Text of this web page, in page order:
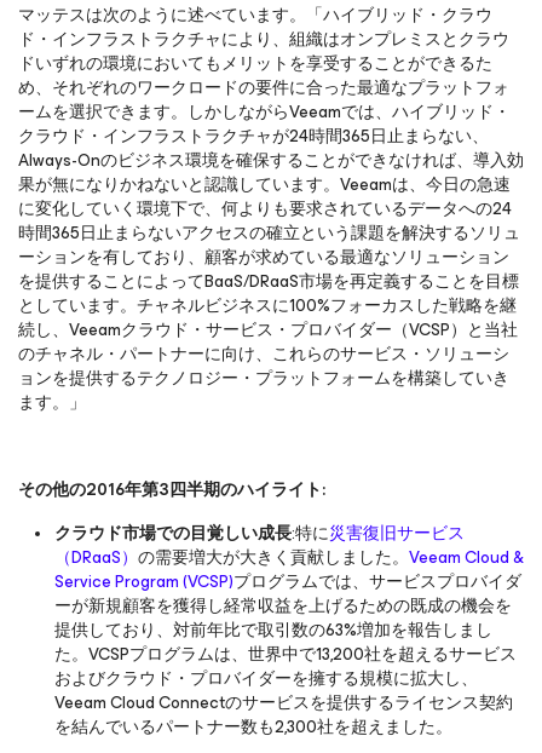
マッテスは次のように述べています。「ハイブリッド・クラウ
ド・インフラストラクチャにより、組織はオンプレミスとクラウ
ドいずれの環境においてもメリットを享受することができるた
め、それぞれのワークロードの要件に合った最適なプラットフォ
ームを選択できます。しかしながらVeeamでは、ハイブリッド・
クラウド・インフラストラクチャが24時間365日止まらない、
Always-Onのビジネス環境を確保することができなければ、導入効
果が無になりかねないと認識しています。Veeamは、今日の急速
に変化していく環境下で、何よりも要求されているデータへの24
時間365日止まらないアクセスの確立という課題を解決するソリュ
ーションを有しており、顧客が求めている最適なソリューション
を提供することによってBaaS/DRaaS市場を再定義することを目標
としています。チャネルビジネスに100%フォーカスした戦略を継
続し、Veeamクラウド・サービス・プロバイダー（VCSP）と当社
のチャネル・パートナーに向け、これらのサービス・ソリューシ
ョンを提供するテクノロジー・プラットフォームを構築していき
ます。」
その他の2016年第3四半期のハイライト:
クラウド市場での目覚しい成長:特に災害復旧サービス
（DRaaS） の需要増大が大きく貢献しました。 Veeam Cloud &
Service Program (VCSP)プログラムでは、サービスプロバイダ
ーが新規顧客を獲得し経常収益を上げるための既成の機会を
提供しており、対前年比で取引数の63%増加を報告しまし
た。VCSPプログラムは、世界中で13,200社を超えるサービス
およびクラウド・プロバイダーを擁する規模に拡大し、
Veeam Cloud Connectのサービスを提供するライセンス契約
を結んでいるパートナー数も2,300社を超えました。